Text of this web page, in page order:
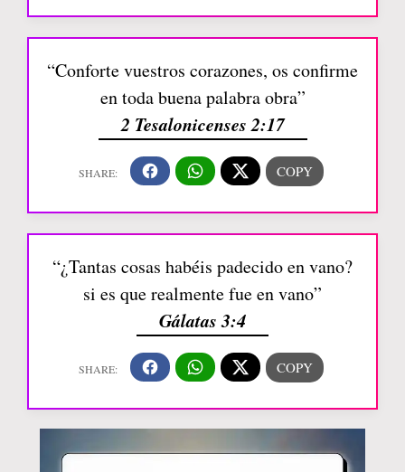
“Conforte vuestros corazones, os confirme
en toda buena palabra obra”
2 Tesalonicenses 2:17
“¿Tantas cosas habéis padecido en vano?
si es que realmente fue en vano”
Gálatas 3:4